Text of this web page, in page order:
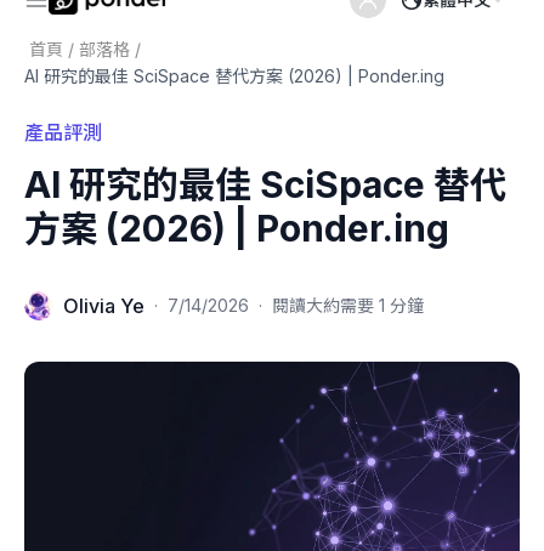
首頁 / 部落格 /
AI 研究的最佳 SciSpace 替代方案 (2026) | Ponder.ing
產品評測
AI 研究的最佳 SciSpace 替代
方案 (2026) | Ponder.ing
Olivia Ye · 7/14/2026 · 閱讀大約需要 1 分鐘